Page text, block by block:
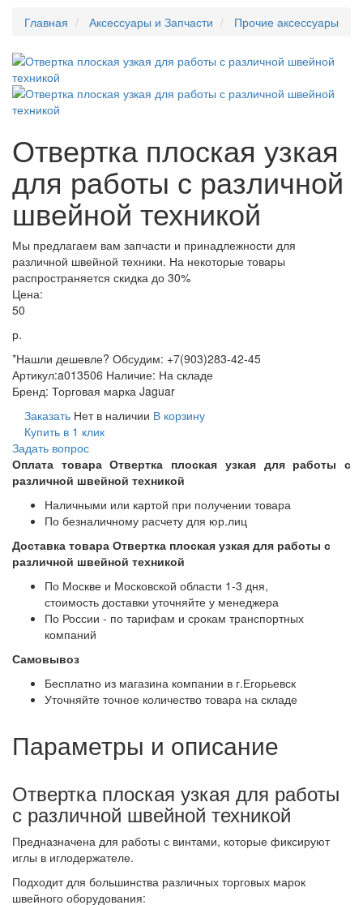
Главная
Аксессуары и Запчасти Прочие аксессуары
Отвертка плоская узкая
для работы с различной
швейной техникой
Мы предлагаем вам запчасти и принадлежности для
различной швейной техники. На некоторые товары
распространяется скидка до 30%
Цена:
50
р.
*Нашли дешевле? Обсудим: +7(903)283-42-45
Артикул:a013506 Наличие: На складе
Бренд: Торговая марка Jaguar
Заказать Нет в наличии В корзину
Купить в 1 клик
Задать вопрос
Оплата товара Отвертка плоская узкая для работы с
различной швейной техникой
Наличными или картой при получении товара
По безналичному расчету для юр.лиц
Доставка товара Отвертка плоская узкая для работы с
различной швейной техникой
По Москве и Московской области 1-3 дня,
стоимость доставки уточняйте у менеджера
По России - по тарифам и срокам транспортных
компаний
Самовывоз
Бесплатно из магазина компании в г.Егорьевск
Уточняйте точное количество товара на складе
Параметры и описание
Отвертка плоская узкая для работы
с различной швейной техникой
Предназначена для работы с винтами, которые фиксируют
иглы в иглодержателе.
Подходит для большинства различных торговых марок
швейного оборудования: